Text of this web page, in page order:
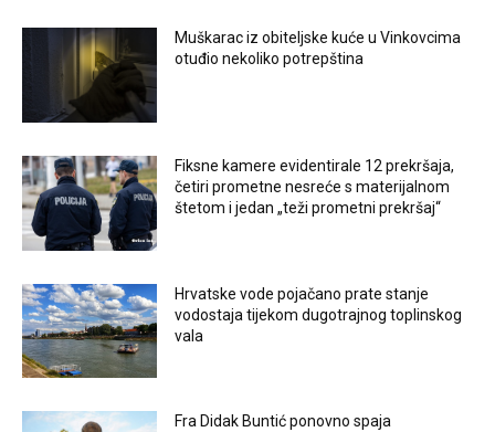
Muškarac iz obiteljske kuće u Vinkovcima
otuđio nekoliko potrepština
Fiksne kamere evidentirale 12 prekršaja,
četiri prometne nesreće s materijalnom
štetom i jedan „teži prometni prekršaj“
Hrvatske vode pojačano prate stanje
vodostaja tijekom dugotrajnog toplinskog
vala
Fra Didak Buntić ponovno spaja